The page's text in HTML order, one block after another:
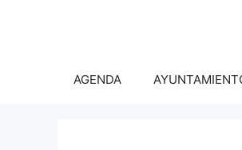
AGENDA